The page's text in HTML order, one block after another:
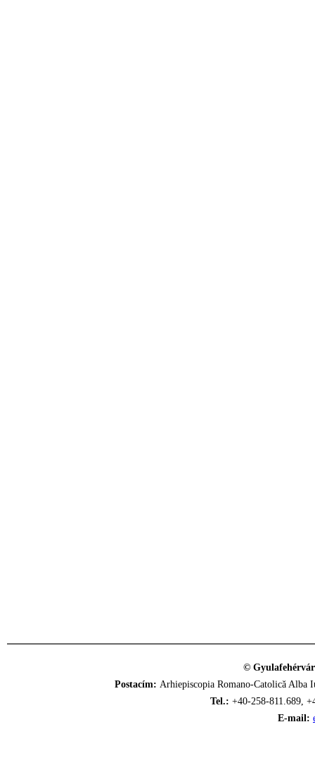
©
Postacím: Arhiepiscopia Romano-Catolică
Tel.: +40-258-811.689,
E-mail: